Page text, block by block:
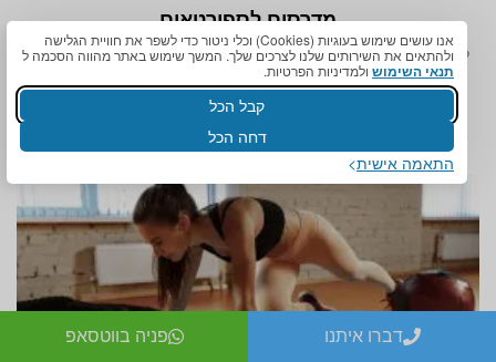
אנו עושים שימוש בעוגיות (Cookies) וכלי ניטור כדי לשפר את חוויית הגלישה
ולהתאים את השירותים שלנו לצרכים שלך. המשך שימוש באתר מהווה הסכמה ל
תנאי השימוש ולמדיניות הפרטיות.
קבל הכל
דחה הכל
התאמה אישית
מדרסים לספורטאים
לא מעט אנשים אוהבים להתעסק בספורט, אך האם אתם שומרים על
עצמכם מפני פציעות? פציעות ספורטאים זה דבר שכיח מאוד, בטח
כאשר אינכם משתמשים באמצעים
דברו איתנו פניה בווטסאפ